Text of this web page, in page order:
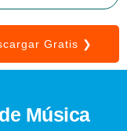
Gratis
Música